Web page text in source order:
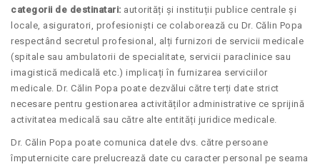
categorii de destinatari: autorități și instituții publice centrale și
locale, asiguratori, profesioniști ce colaborează cu Dr. Călin Popa
respectând secretul profesional, alți furnizori de servicii medicale
(spitale sau ambulatorii de specialitate, servicii paraclinice sau
imagistică medicală etc.) implicați în furnizarea serviciilor
medicale. Dr. Călin Popa poate dezvălui către terți date strict
necesare pentru gestionarea activităților administrative ce sprijină
activitatea medicală sau către alte entități juridice medicale.
Dr. Călin Popa poate comunica datele dvs. către persoane
împuternicite care prelucrează date cu caracter personal pe seama